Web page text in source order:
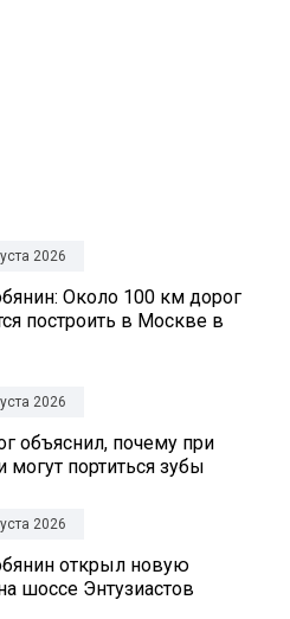
2026
Около 100 км дорог
построить в Москве в
2026
объяснил, почему при
могут портиться зубы
2026
открыл новую
шоссе Энтузиастов